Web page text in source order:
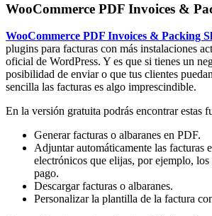
WooCommerce PDF Invoices &
WooCommerce PDF Invoices & Packing
plugins para facturas con más instalaciones
oficial de WordPress. Y es que si tienes un
posibilidad de enviar o que tus clientes
sencilla las facturas es algo imprescindible.
En la versión gratuita podrás encontrar estas
Generar facturas o albaranes en PDF.
Adjuntar automáticamente las facturas
electrónicos que elijas, por ejemplo,
pago.
Descargar facturas o albaranes.
Personalizar la plantilla de la factura